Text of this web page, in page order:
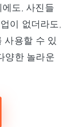
도, 사진들
이 없더라도,
사용할 수 있
양한 놀라운